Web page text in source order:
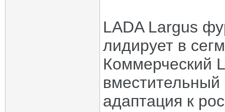
LADA Largus
лидирует в
Коммерческий
вместительный
адаптация к